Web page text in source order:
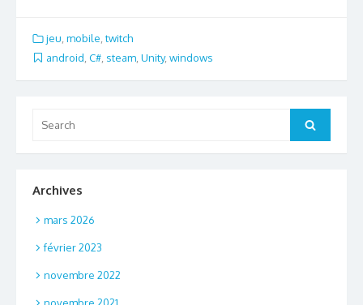
jeu, mobile,twitch
android C# steam Unity, windows
for:
Search
Archives
mars 2026
février 2023
novembre 2022